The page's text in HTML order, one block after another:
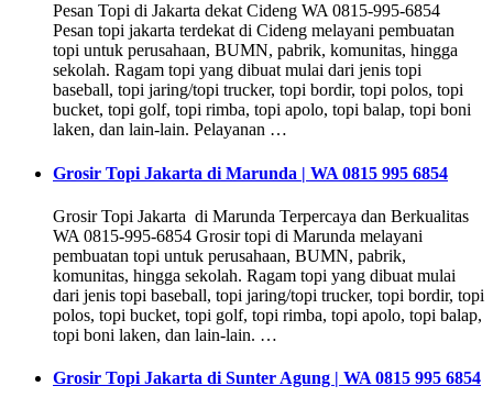
Pesan Topi di Jakarta dekat Cideng WA 0815-995-6854
Pesan topi jakarta terdekat di Cideng melayani pembuatan
topi untuk perusahaan, BUMN, pabrik, komunitas, hingga
sekolah. Ragam topi yang dibuat mulai dari jenis topi
baseball, topi jaring/topi trucker, topi bordir, topi polos, topi
bucket, topi golf, topi rimba, topi apolo, topi balap, topi boni
laken, dan lain-lain. Pelayanan …
Grosir Topi Jakarta di Marunda | WA 0815 995 6854
Grosir Topi Jakarta di Marunda Terpercaya dan Berkualitas
WA 0815-995-6854 Grosir topi di Marunda melayani
pembuatan topi untuk perusahaan, BUMN, pabrik,
komunitas, hingga sekolah. Ragam topi yang dibuat mulai
dari jenis topi baseball, topi jaring/topi trucker, topi bordir, topi
polos, topi bucket, topi golf, topi rimba, topi apolo, topi balap,
topi boni laken, dan lain-lain. …
Grosir Topi Jakarta di Sunter Agung | WA 0815 995 6854